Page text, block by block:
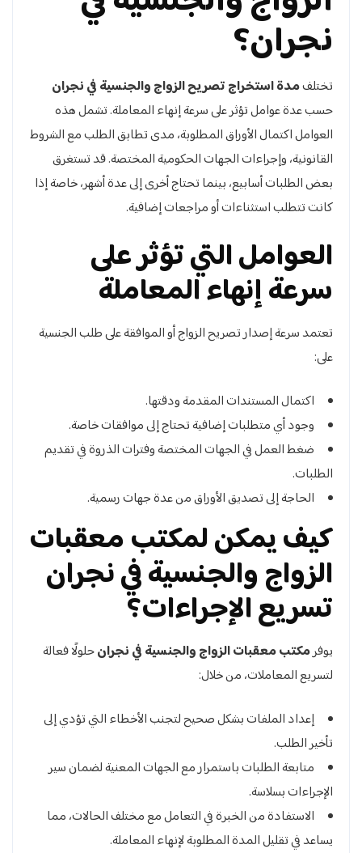
نجران؟
تختلفمدة استخراج تصريح الزواج والجنسية في نجران
حسب عدة عوامل تؤثر على سرعة إنهاء المعاملة. تشمل هذه
العوامل اكتمال الأوراق المطلوبة، مدى تطابق الطلب مع الشروط
القانونية، وإجراءات الجهات الحكومية المختصة. قد تستغرق
بعض الطلبات أسابيع، بينما تحتاج أخرى إلى عدة أشهر، خاصة إذا
كانت تتطلب استثناءات أو مراجعات إضافية.
العوامل التي تؤثر على
سرعة إنهاء المعاملة
تعتمد سرعة إصدار تصريح الزواج أو الموافقة على طلب الجنسية
على:
اكتمال المستندات المقدمة ودقتها.
وجود أي متطلبات إضافية تحتاج إلى موافقات خاصة.
ضغط العمل في الجهات المختصة وفترات الذروة في تقديم
الطلبات.
الحاجة إلى تصديق الأوراق من عدة جهات رسمية.
كيف يمكن لمكتب معقبات
الزواج والجنسية في نجران
تسريع الإجراءات؟
يوفرمكتب معقبات الزواج والجنسية في نجرانحلولًا فعالة
لتسريع المعاملات، من خلال:
إعداد الملفات بشكل صحيح لتجنب الأخطاء التي تؤدي إلى
تأخير الطلب.
متابعة الطلبات باستمرار مع الجهات المعنية لضمان سير
الإجراءات بسلاسة.
الاستفادة من الخبرة في التعامل مع مختلف الحالات، مما
يساعد في تقليل المدة المطلوبة لإنهاء المعاملة.